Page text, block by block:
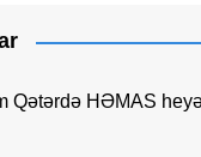
Qətərdə HƏMAS